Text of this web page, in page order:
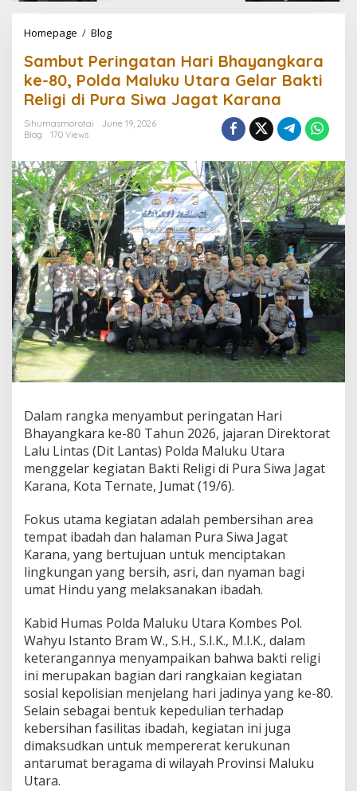
Homepage / Blog
m
b
u
P
i
n
g
a
t
n
H
a
r
i
B
h
a
y
a
k
a
r
a
k
e
8
0
,
P
o
l
a
M
a
l
u
k
u
U
t
a
r
Sambut Peringatan Hari Bhayangkara
ke-80, Polda Maluku Utara Gelar Bakti
Religi di Pura Siwa Jagat Karana
Sihumasmorotai
June 19, 2026
Blog
170 Views
Dalam rangka menyambut peringatan Hari
Bhayangkara ke-80 Tahun 2026, jajaran Direktorat
Lalu Lintas (Dit Lantas) Polda Maluku Utara
menggelar kegiatan Bakti Religi di Pura Siwa Jagat
Karana, Kota Ternate, Jumat (19/6).
Fokus utama kegiatan adalah pembersihan area
tempat ibadah dan halaman Pura Siwa Jagat
Karana, yang bertujuan untuk menciptakan
lingkungan yang bersih, asri, dan nyaman bagi
umat Hindu yang melaksanakan ibadah.
Kabid Humas Polda Maluku Utara Kombes Pol.
Wahyu Istanto Bram W., S.H., S.I.K., M.I.K., dalam
keterangannya menyampaikan bahwa bakti religi
ini merupakan bagian dari rangkaian kegiatan
sosial kepolisian menjelang hari jadinya yang ke-80.
Selain sebagai bentuk kepedulian terhadap
kebersihan fasilitas ibadah, kegiatan ini juga
dimaksudkan untuk mempererat kerukunan
antarumat beragama di wilayah Provinsi Maluku
Utara.